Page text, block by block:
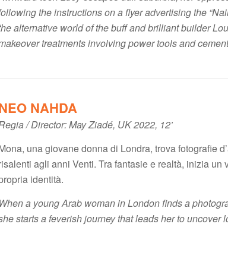
the instructions on a flyer advertising the
alternative world of the buff and brilliant builder
treatments involving power tools and
NAHDA
/ Director: May Ziadé, UK 2022, 12’
una giovane donna di Londra, trova fotografie
agli anni Venti. Tra fantasie e realtà, inizia
identità.
When a young Arab woman in London finds a
starts a feverish journey that leads her to uncover